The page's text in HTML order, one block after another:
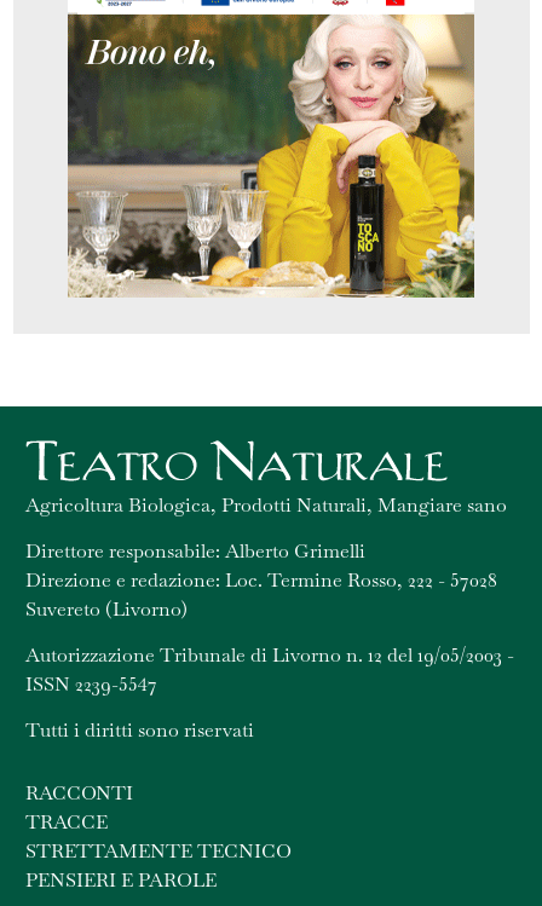
Agricoltura Biologica, Prodotti Naturali, Mangiare sano
Direttore responsabile: Alberto Grimelli
Direzione e redazione: Loc. Termine Rosso, 222 - 57028
Suvereto (Livorno)
Autorizzazione Tribunale di Livorno n. 12 del 19/05/2003 -
ISSN 2239-5547
Tutti i diritti sono riservati
RACCONTI
TRACCE
STRETTAMENTE TECNICO
PENSIERI E PAROLE